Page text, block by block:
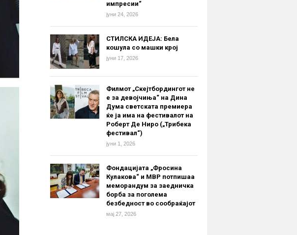
импресии“
јуни 24, 2026
СТИЛСКА ИДЕЈА: Бела
кошула со машки крој
јуни 17, 2026
Филмот „Скејтбордингот не
е за девојчиња“ на Дина
Дума светската премиера
ќе ја има на фестивалот на
Роберт Де Ниро („Трибека
фестивал“)
јуни 1, 2026
Фондацијата „Фросина
Кулакова“ и МВР потпишаа
меморандум за заедничка
борба за поголема
безбедност во сообраќајот
мај 27, 2026